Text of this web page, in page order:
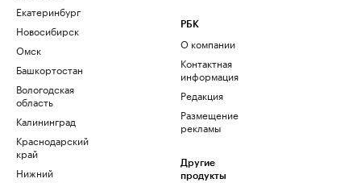
Екатеринбург
Новосибирск
Омск
Башкортостан
Вологодская
область
Калининград
Краснодарский
край
Нижний
РБК
О компании
Контактная
информация
Редакция
Размещение
рекламы
Другие
продукты